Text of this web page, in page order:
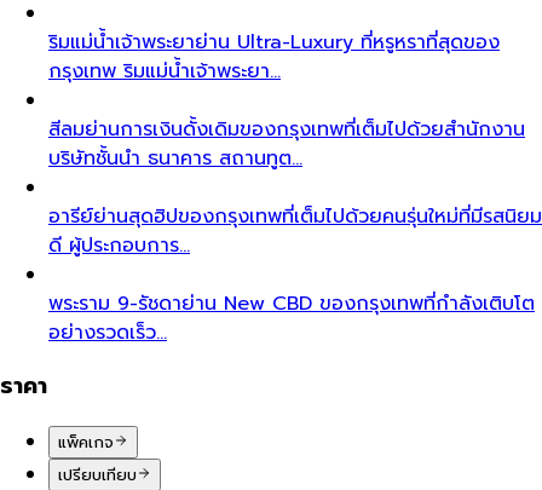
ริมแม่น้ำเจ้าพระยาย่าน Ultra-Luxury ที่หรูหราที่สุดของ
กรุงเทพ ริมแม่น้ำเจ้าพระยา…
สีลมย่านการเงินดั้งเดิมของกรุงเทพที่เต็มไปด้วยสำนักงาน
บริษัทชั้นนำ ธนาคาร สถานทูต…
อารีย์ย่านสุดฮิปของกรุงเทพที่เต็มไปด้วยคนรุ่นใหม่ที่มีรสนิยม
ดี ผู้ประกอบการ…
พระราม 9-รัชดาย่าน New CBD ของกรุงเทพที่กำลังเติบโต
อย่างรวดเร็ว…
ราคา
แพ็คเกจ
เปรียบเทียบ